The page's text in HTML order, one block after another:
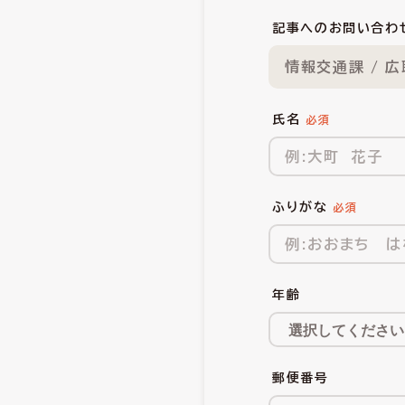
記事へのお問い合わ
情報交通課 / 広
氏名
ふりがな
年齢
郵便番号